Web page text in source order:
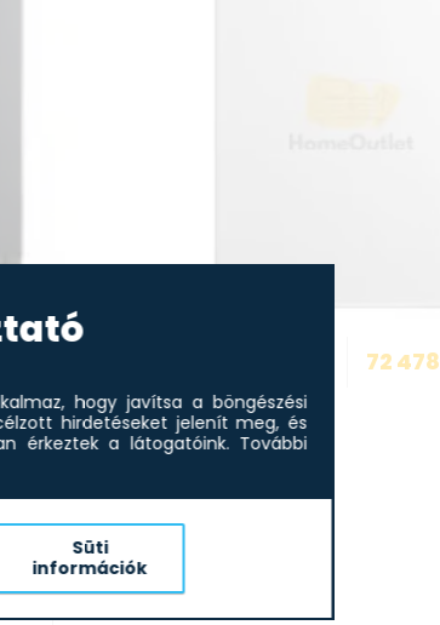
72 478
hogy javítsa a böngészési
hirdetéseket jelenít meg, és
érkeztek a látogatóink. További
Süti
információk